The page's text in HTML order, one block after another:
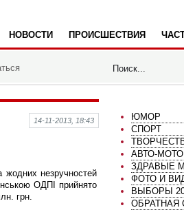
НОВОСТИ ПРОИСШЕСТВИЯ
14-11-2013, 18:43
жодних незручностей
ОДПІ прийнято
грн.
ЮМОР
СПОРТ
АВТО-
ЗДРАВЫЕ
ФОТО И
ВЫБОРЫ
ОБРАТНАЯ